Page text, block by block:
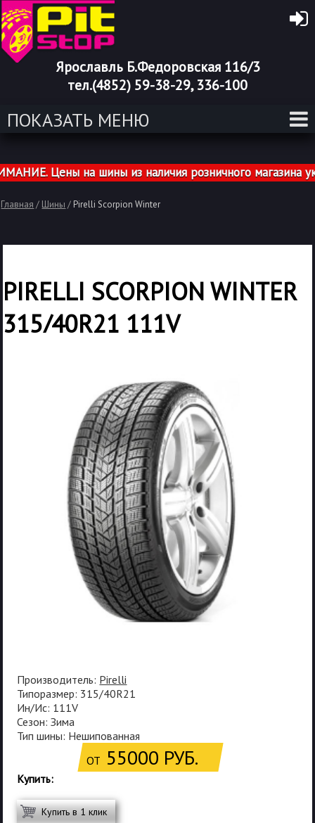
Ярославль Б.Федоровская 116/3
тел.(4852) 59-38-29, 336-100
ПОКАЗАТЬ МЕНЮ
Цены на шины из наличия розничного магазина
Главная / Шины / Pirelli Scorpion Winter
PIRELLI SCORPION WINTER
315/40R21 111V
Производитель: Pirelli
Типоразмер: 315/40R21
Ин/Ис: 111V
Сезон: Зима
Тип шины: Нешипованная
ОТ 55000 РУБ.
Купить:
Купить в 1 клик